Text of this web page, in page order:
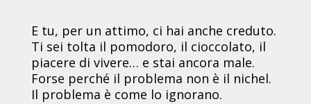
E tu, per un attimo, ci hai anche creduto.
Ti sei tolta il pomodoro, il cioccolato, il
piacere di vivere… e stai ancora male.
Forse perché il problema non è il nichel.
Il problema è come lo ignorano.